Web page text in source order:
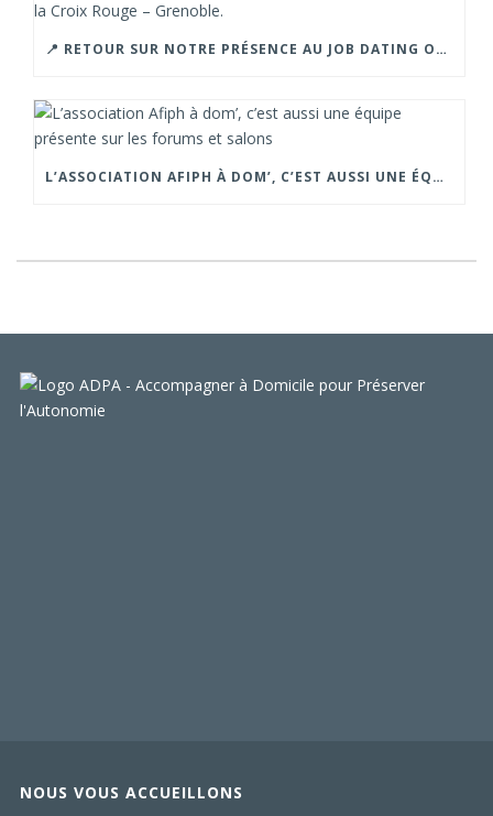
📍 RETOUR SUR NOTRE PRÉSENCE AU JOB DATING ORGANISÉ PAR LA CROIX ROUGE – GRENOBLE.
L’ASSOCIATION AFIPH À DOM’, C’EST AUSSI UNE ÉQUIPE PRÉSENTE SUR LES FORUMS ET SALONS
NOUS VOUS ACCUEILLONS